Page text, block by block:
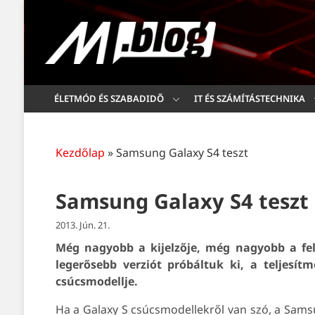
ÉLETMÓD ÉS SZABADIDŐ IT ÉS SZÁMÍTÁSTECHNIKA
Kezdőlap »Samsung Galaxy S4 teszt
Samsung Galaxy S4 teszt
2013. Jún. 21.
Még nagyobb a kijelzője, még nagyobb a
legerősebb verziót próbáltuk ki, a
csúcsmodellje.
Ha a Galaxy S csúcsmodellekről van szó, a